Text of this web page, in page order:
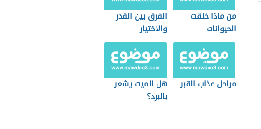
من ماذا خلقت
الحيوانات
الفرق بين القدر
والاختيار
مراحل عذاب القبر
هل الميت يشعر
بالبرد؟